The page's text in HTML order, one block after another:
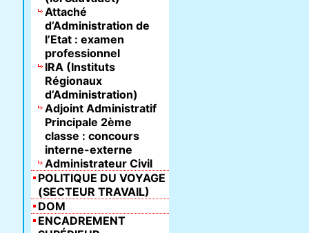
Attaché
d’Administration de
l’Etat : examen
professionnel
IRA (Instituts
Régionaux
d’Administration)
Adjoint Administratif
Principale 2ème
classe : concours
interne-externe
Administrateur Civil
POLITIQUE DU VOYAGE
(SECTEUR TRAVAIL)
DOM
ENCADREMENT